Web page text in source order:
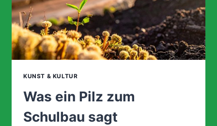
KUNST & KULTUR
Was ein Pilz zum
Schulbau sagt